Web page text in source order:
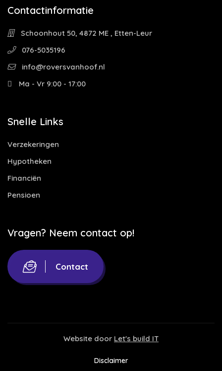
Contactinformatie
Schoonhout 50, 4872 ME , Etten-Leur
076-5035196
info@roversvanhoof.nl
Ma - Vr 9:00 - 17:00
Snelle Links
Verzekeringen
Hypotheken
Financiën
Pensioen
Vragen? Neem contact op!
Contact
Website door Let's build IT
Disclaimer